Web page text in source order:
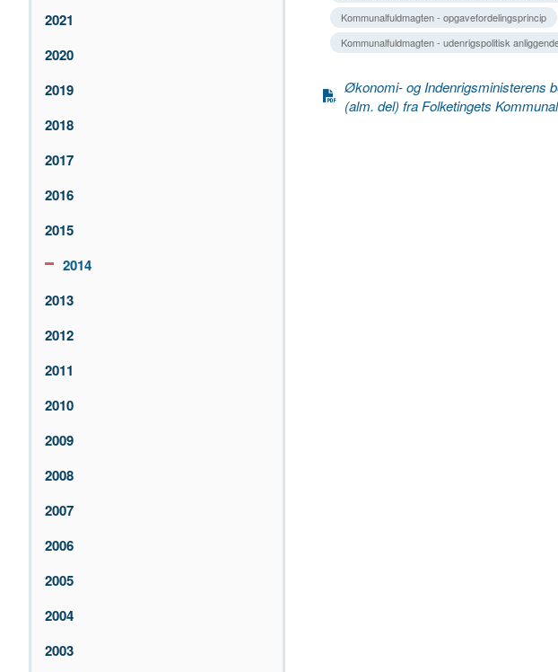
2021
2020
2019
2018
2017
2016
2015
2014
2013
2012
2011
2010
2009
2008
2007
2006
2005
2004
2003
Kommunalfuldmagten - opgavefordelingsprincip
Kommunalfuldmagten - udenrigspolitisk
Økonomi- og Indenrigsministerens
(alm. del) fra Folketingets